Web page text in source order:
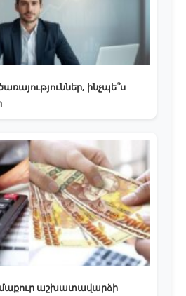
ինչպե՞ս
մաքուր աշխատավարձի